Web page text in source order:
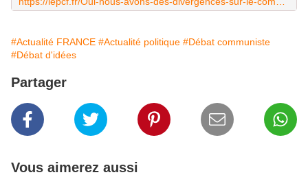
#Actualité FRANCE #Actualité politique #Débat communiste
#Débat d'idées
Partager
Vous aimerez aussi